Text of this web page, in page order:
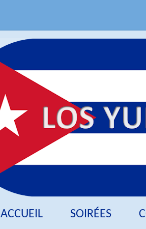
ACCUEIL SOIRÉES